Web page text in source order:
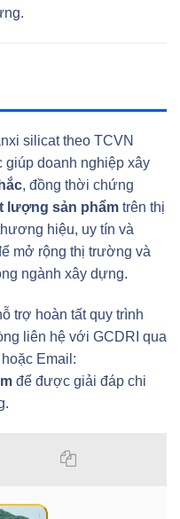
silicat theo TCVN
doanh nghiệp xây
, đồng thời chứng
lượng sản phẩm trên thị
hiệu, uy tín và
mở rộng thị trường và
ngành xây dựng.
trợ hoàn tất quy trình
liên hệ với GCDRI qua
hoặc Email:
để được giải đáp chi